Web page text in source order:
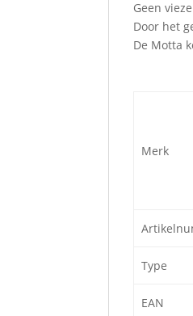
Geen
Door het
De Motta
Merk
Type
EAN